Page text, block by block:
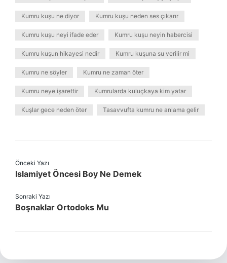
Kumru kuşu ne diyor Kumru kuşu neden ses çıkarır
Kumru kuşu neyi ifade eder Kumru kuşu neyin habercisi
Kumru kuşun hikayesi nedir Kumru kuşuna su verilir mi
Kumru ne söyler Kumru ne zaman öter
Kumru neye işarettir Kumrularda kuluçkaya kim yatar
Kuşlar gece neden öter Tasavvufta kumru ne anlama gelir
Önceki Yazı
Islamiyet Öncesi Boy Ne Demek
Sonraki Yazı
Boşnaklar Ortodoks Mu